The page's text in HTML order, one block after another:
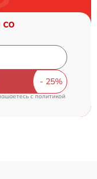
со
cполитикой